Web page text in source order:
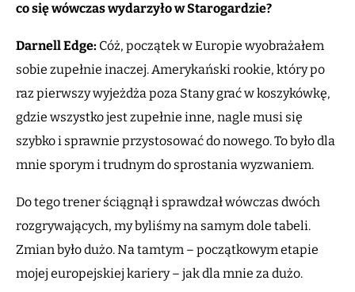
co się wówczas wydarzyło w Starogardzie?
Darnell Edge: Cóż, początek w Europie wyobrażałem
sobie zupełnie inaczej. Amerykański rookie, który po
raz pierwszy wyjeżdża poza Stany grać w koszykówkę,
gdzie wszystko jest zupełnie inne, nagle musi się
szybko i sprawnie przystosować do nowego. To było dla
mnie sporym i trudnym do sprostania wyzwaniem.
Do tego trener ściągnął i sprawdzał wówczas dwóch
rozgrywających, my byliśmy na samym dole tabeli.
Zmian było dużo. Na tamtym – początkowym etapie
mojej europejskiej kariery – jak dla mnie za dużo.